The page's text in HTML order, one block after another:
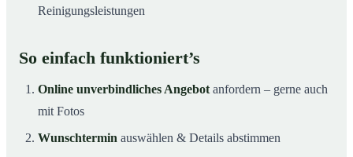
Reinigungsleistungen
So einfach funktioniert’s
Online unverbindliches Angebot anfordern – gerne auch
mit Fotos
Wunschtermin auswählen & Details abstimmen